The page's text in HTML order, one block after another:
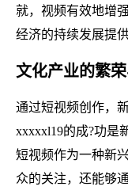
就，视频有效地增
经济的持续发展提
文化产业的繁
通过短视频创作，
xxxxxl19的成?功是
短视频作为一种新
众的关注，还能够